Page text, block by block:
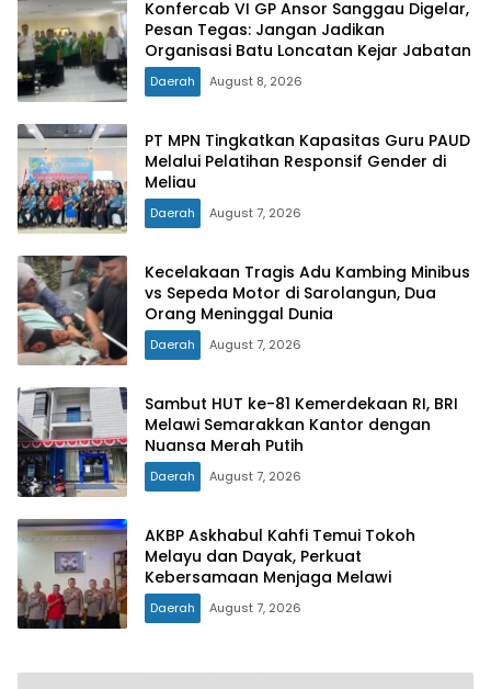
Konfercab VI GP Ansor Sanggau Digelar,
Pesan Tegas: Jangan Jadikan
Organisasi Batu Loncatan Kejar Jabatan
Daerah August 8, 2026
PT MPN Tingkatkan Kapasitas Guru PAUD
Melalui Pelatihan Responsif Gender di
Meliau
Daerah August 7, 2026
Kecelakaan Tragis Adu Kambing Minibus
vs Sepeda Motor di Sarolangun, Dua
Orang Meninggal Dunia
Daerah August 7, 2026
Sambut HUT ke-81 Kemerdekaan RI, BRI
Melawi Semarakkan Kantor dengan
Nuansa Merah Putih
Daerah August 7, 2026
AKBP Askhabul Kahfi Temui Tokoh
Melayu dan Dayak, Perkuat
Kebersamaan Menjaga Melawi
Daerah August 7, 2026